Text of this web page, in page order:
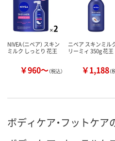
NIVEA（ニベア） スキン
ミルク しっとり 花王
￥960～（税込）
ニベア スキンミル
リーミィ 350g 花王
￥1,188（
ボディケア・フットケア